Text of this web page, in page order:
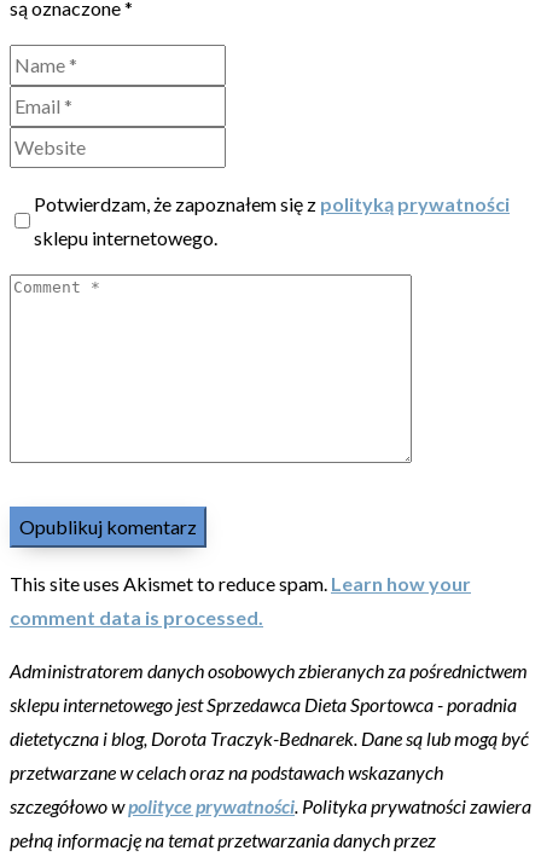
są oznaczone*
Potwierdzam, że zapoznałem się z polityką prywatności
sklepu internetowego.
This site uses Akismet to reduce spam. Learn how your
comment data is processed.
Administratorem danych osobowych zbieranych za pośrednictwem
sklepu internetowego jest Sprzedawca Dieta Sportowca - poradnia
dietetyczna i blog, Dorota Traczyk-Bednarek. Dane są lub mogą być
przetwarzane w celach oraz na podstawach wskazanych
szczegółowo wpolityce prywatności. Polityka prywatności zawiera
pełną informację na temat przetwarzania danych przez